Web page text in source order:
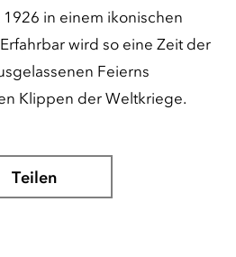
in einem ikonischen
wird so eine Zeit der
Feierns
Klippen der Weltkriege.
Teilen